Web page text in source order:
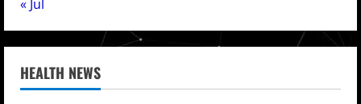
« Jul
HEALTH NEWS